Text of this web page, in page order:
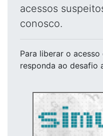
acessos
conosco.
Para liberar o acesso
responda ao desafio